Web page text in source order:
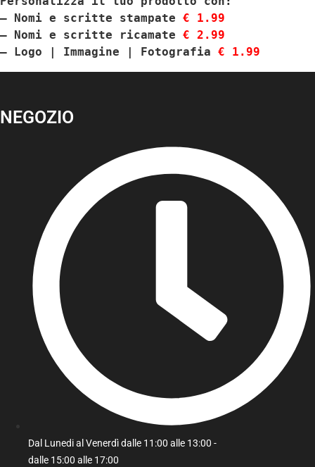
– Nomi e scritte stampate € 1.99
– Nomi e scritte ricamate € 2.99
– Logo | Immagine | Fotografia € 1.99
NEGOZIO
Dal Lunedi al Venerdì dalle 11:00 alle 13:00 -
dalle 15:00 alle 17:00